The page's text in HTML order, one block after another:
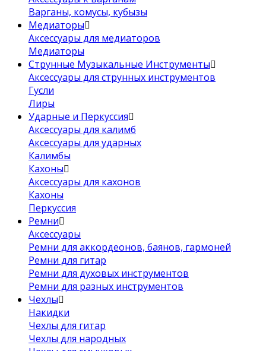
Варганы, комусы, кубызы
Медиаторы
Аксессуары для медиаторов
Медиаторы
Струнные Музыкальные Инструменты
Аксессуары для струнных инструментов
Гусли
Лиры
Ударные и Перкуссия
Аксессуары для калимб
Аксессуары для ударных
Калимбы
Кахоны
Аксессуары для кахонов
Кахоны
Перкуссия
Ремни
Аксессуары
Ремни для аккордеонов, баянов, гармоней
Ремни для гитар
Ремни для духовых инструментов
Ремни для разных инструментов
Чехлы
Накидки
Чехлы для гитар
Чехлы для народных